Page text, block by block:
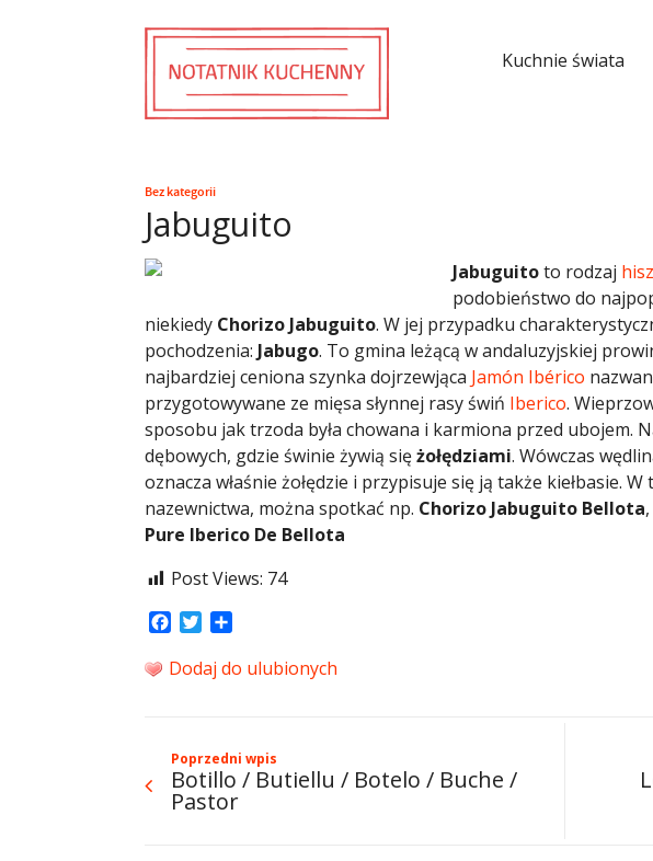
Kuchnie świata
Bez kategorii
Jabuguito
Jabuguitoto rodzaj
podobieństwo do
niekiedy Chorizo Jabuguito. W jej przypadku
pochodzenia: Jabugo. To gmina leżącą w andaluzyjskiej
najbardziej ceniona szynka dojrzewjąca Jamón Ibérico
przygotowywane ze mięsa słynnej rasy świń Iberico.
sposobu jak trzoda była chowana i karmiona przed ubojem.
dębowych, gdzie świnie żywią siężołędziami. Wówczas
oznacza właśnie żołędzie i przypisuje się ją także kiełbasie.
nazewnictwa, można spotkać np. Chorizo Jabuguito Bellota,
Pure Iberico De Bellota
Post Views: 74
Facebook
Twitter
Dodaj do ulubionych
Poprzedni wpis
Botillo / Butiellu / Botelo / Buche /
Pastor